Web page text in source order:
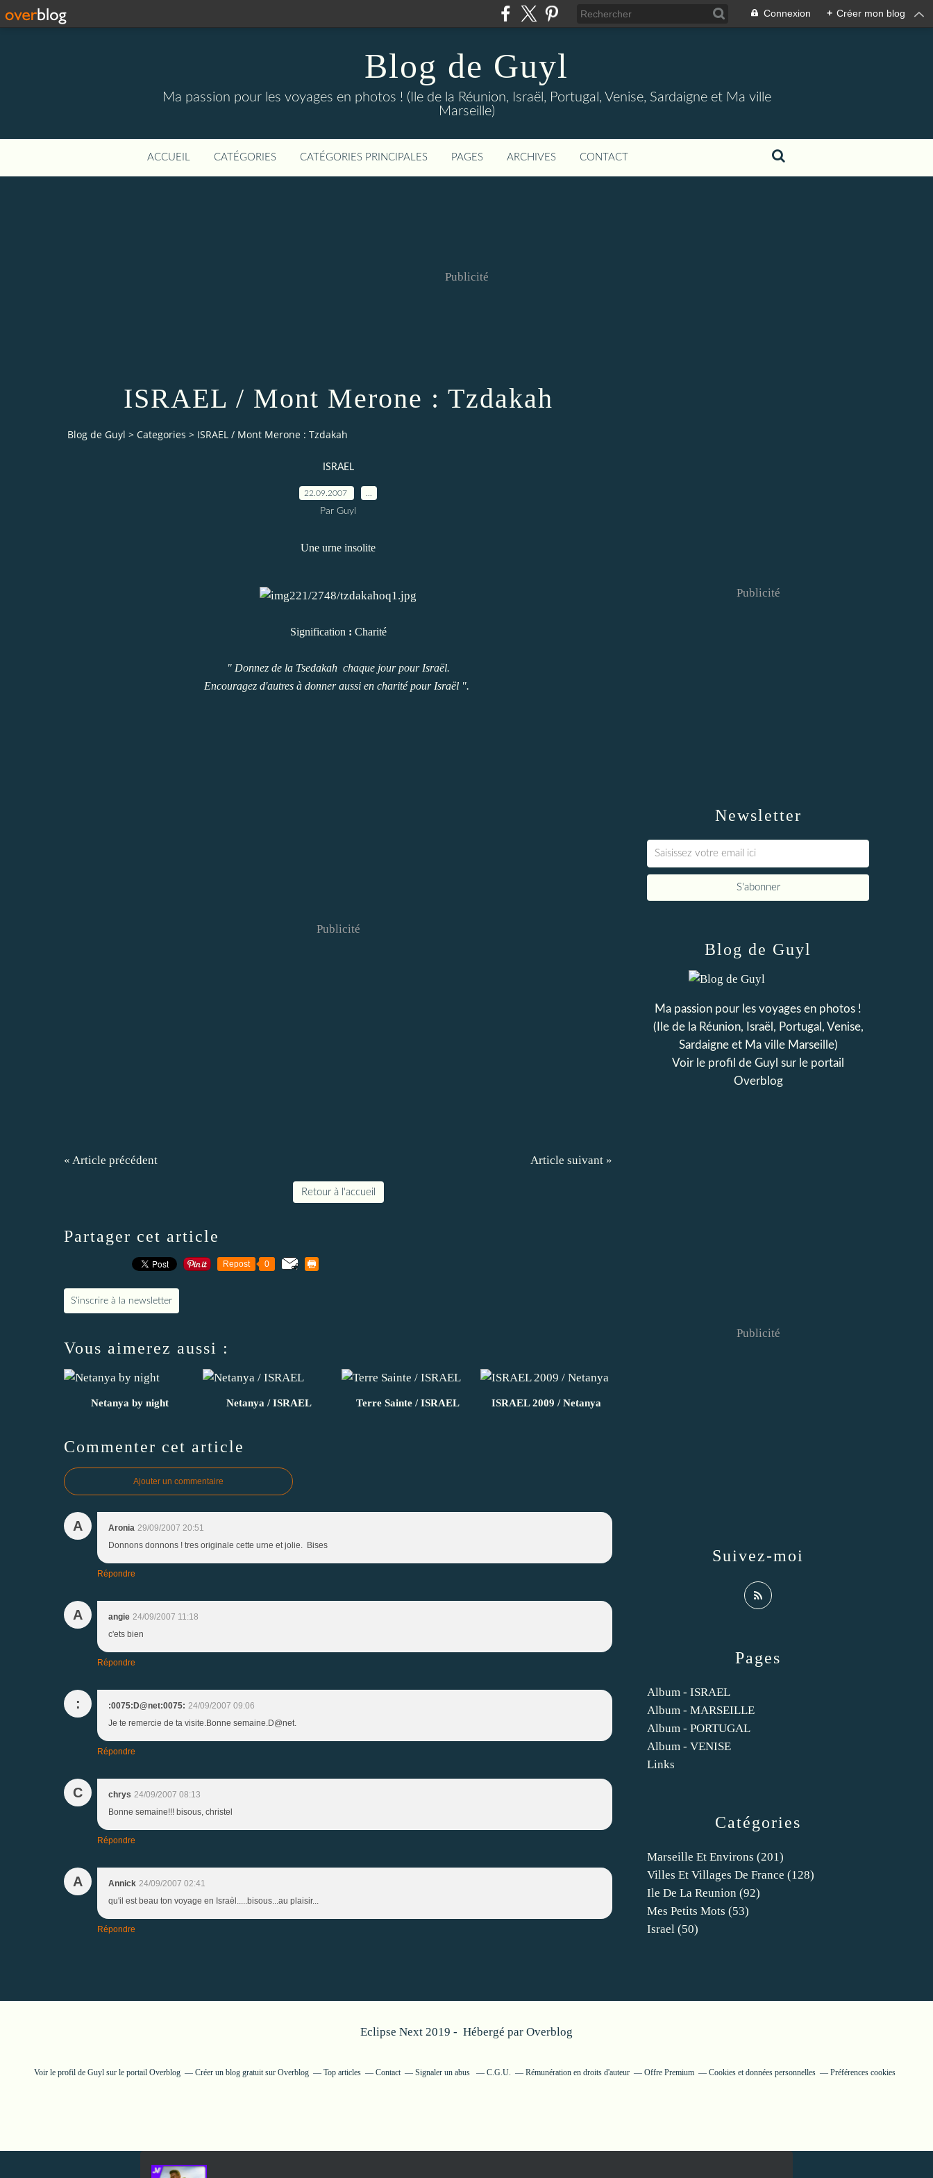
Connexion + Créer mon blog
Blog de Guyl
Ma passion pour les voyages en photos ! (Ile de la Réunion, Israël, Portugal, Venise, Sardaigne et Ma ville
Marseille)
ACCUEIL CATÉGORIES CATÉGORIES PRINCIPALES PAGES ARCHIVES CONTACT
Publicité
ISRAEL / Mont Merone : Tzdakah
Blog de Guyl > Categories > ISRAEL / Mont Merone : Tzdakah
ISRAEL
22.09.2007
Par Guyl
Une urne insolite
Signification : Charité
" Donnez de la Tsedakah chaque jour pour Israël.
Encouragez d'autres à donner aussi en charité pour Israël ".
Publicité
« Article précédent Article suivant »
Retour à l'accueil
Partager cet article
Repost 0
S'inscrire à la newsletter
Vous aimerez aussi :
Netanya by night Netanya / ISRAEL Terre Sainte / ISRAEL ISRAEL 2009 / Netanya
Commenter cet article
Ajouter un commentaire
A Aronia 29/09/2007 20:51
Donnons donnons ! tres originale cette urne et jolie. Bises
Répondre
A angie 24/09/2007 11:18
c'ets bien
Répondre
: :0075:D@net:0075: 24/09/2007 09:06
Je te remercie de ta visite.Bonne semaine.D@net.
Répondre
C chrys 24/09/2007 08:13
Bonne semaine!!! bisous, christel
Répondre
A Annick 24/09/2007 02:41
qu'il est beau ton voyage en Israèl.....bisous...au plaisir...
Répondre
Newsletter
Publicité
Catégories
Marseille Et Environs (201)
Villes Et Villages De France (128)
Ile De La Reunion (92)
Mes Petits Mots (53)
Israel (50)
Pages
Album - ISRAEL
Album - MARSEILLE
Album - PORTUGAL
Album - VENISE
Links
Blog de Guyl
Ma passion pour les voyages en photos !
(Ile de la Réunion, Israël, Portugal, Venise,
Sardaigne et Ma ville Marseille)
Voir le profil de Guyl sur le portail
Overblog
Suivez-moi
Publicité
Eclipse Next 2019 - Hébergé par Overblog
Voir le profil de Guylsur le portail Overblog Créer un blog gratuit sur Overblog Top articles Contact Signaler un abus C.G.U. Rémunération en droits d'auteur Offre Premium Cookies et données personnelles Préférences cookies